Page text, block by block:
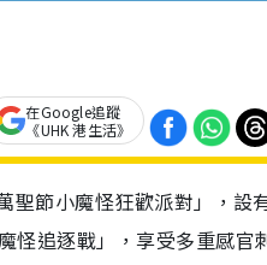
在Google追蹤
《UHK 港生活》
聖節小魔怪狂歡派對」，設
怪追逐戰」，享受多重感官